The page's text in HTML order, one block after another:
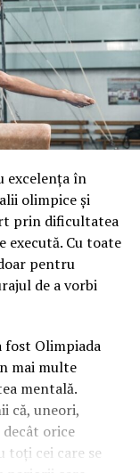
excelența în
olimpice și
prin dificultatea
execută. Cu toate
pentru
de a vorbi
fost Olimpiada
mai multe
mentală.
că, uneori,
orice
toți cei care se